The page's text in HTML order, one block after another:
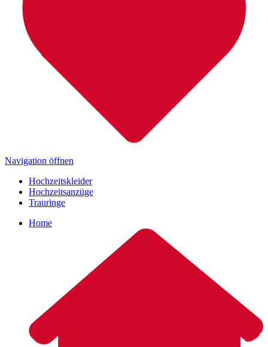
Navigation öffnen
Hochzeitskleider
Hochzeitsanzüge
Trauringe
Home